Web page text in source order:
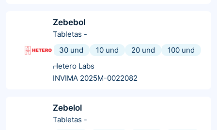
Zebebol
Tabletas -
30 und
10 und 20 und
100 und
Hetero Labs
INVIMA 2025M-0022082
Zebelol
Tabletas -